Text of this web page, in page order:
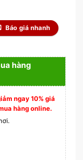
Báo giá nhanh
hàng
ngay 10% giá
hàng online.